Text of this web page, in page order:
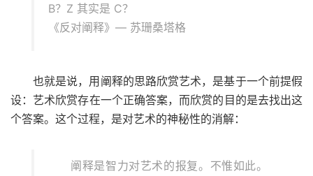
B？Z 其实是 C？
《反对阐释》— 苏珊桑塔格
也就是说，用阐释的思路欣赏艺术，是基于一个前提假
设：艺术欣赏存在一个正确答案，而欣赏的目的是去找出这
个答案。这个过程，是对艺术的神秘性的消解：
阐释是智力对艺术的报复。不惟如此。